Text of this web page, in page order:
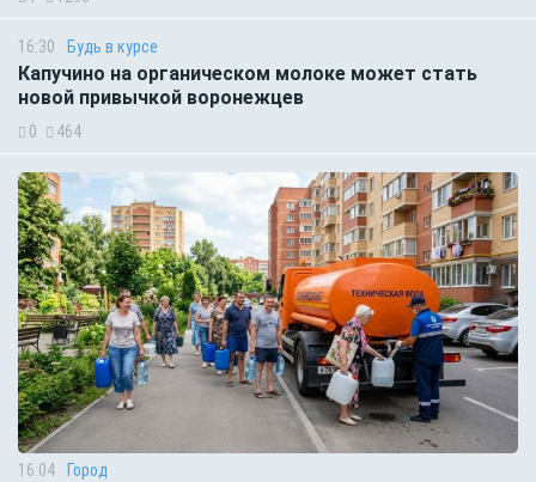
16:30 Будь в курсе
Капучино на органическом молоке может стать
новой привычкой воронежцев
0 464
16:04 Город